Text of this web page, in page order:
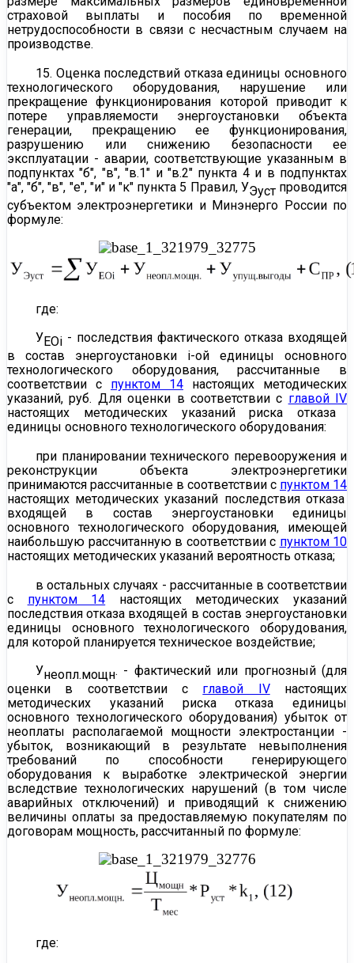
страховой выплаты и пособия по временной
нетрудоспособности в связи с несчастным случаем на
производстве.
15. Оценка последствий отказа единицы основного
технологического оборудования, нарушение или
прекращение функционирования которой приводит к
потере управляемости энергоустановки объекта
генерации, прекращению ее функционирования,
разрушению или снижению безопасности ее
эксплуатации - аварии, соответствующие указанным в
подпунктах "б", "в", "в.1" и "в.2" пункта 4 и в подпунктах
"а", "б", "в", "е", "и" и "к" пункта 5 Правил, УЭустпроводится
субъектом электроэнергетики и Минэнерго России по
формуле:
где:
УЕОi - последствия фактического отказа входящей
в состав энергоустановки i-ой единицы основного
технологического оборудования, рассчитанные в
соответствии с пунктом 14 настоящих методических
указаний, руб. Для оценки в соответствии с главой IV
настоящих методических указаний риска отказа
единицы основного технологического оборудования:
при планировании технического перевооружения и
реконструкции объекта электроэнергетики
принимаются рассчитанные в соответствии с пунктом 14
настоящих методических указаний последствия отказа
входящей в состав энергоустановки единицы
основного технологического оборудования, имеющей
наибольшую рассчитанную в соответствии с пунктом 10
настоящих методических указаний вероятность отказа;
в остальных случаях - рассчитанные в соответствии
с пунктом 14 настоящих методических указаний
последствия отказа входящей в состав энергоустановки
единицы основного технологического оборудования,
для которой планируется техническое воздействие;
Унеопл.мощн. - фактический или прогнозный (для
оценки в соответствии с главой IVнастоящих
методических указаний риска отказа единицы
основного технологического оборудования) убыток от
неоплаты располагаемой мощности электростанции -
убыток, возникающий в результате невыполнения
требований по способности генерирующего
оборудования к выработке электрической энергии
вследствие технологических нарушений (в том числе
аварийных отключений) и приводящий к снижению
величины оплаты за предоставляемую покупателям по
договорам мощность, рассчитанный по формуле:
где: